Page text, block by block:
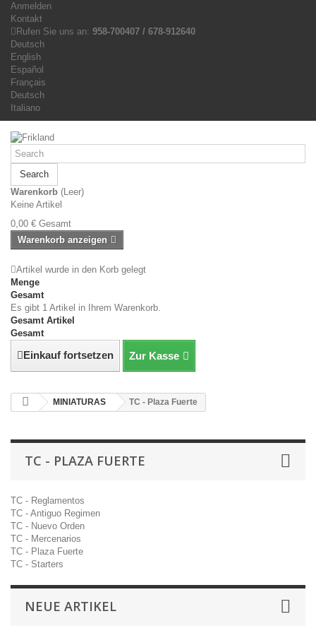
Anmelden
Kontakt
Rufen Sie uns an: 958-700407 / 678-912640
Deutsch
English
Español
Français
Deutsch
Italiano
Search
Warenkorb (Leer)
Keine Artikel
0,00 € Gesamt
Warenkorb anzeigen
Artikel wurde in den Korb gelegt
Menge
Gesamt
Es gibt 1 Artikel in Ihrem Warenkorb.
Gesamt Artikel
Gesamt
Einkauf fortsetzen Zur Kasse
MINIATURAS TC - Plaza Fuerte
TC - PLAZA FUERTE
TC - Reglamentos
TC - Antiguo Regimen
TC - Nuevo Orden
TC - Mercenarios
TC - Plaza Fuerte
TC - Starters
NEUE ARTIKEL